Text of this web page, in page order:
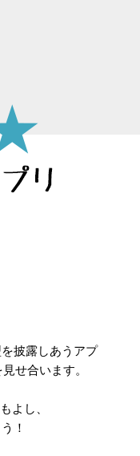
披露しあうアプ
せ合います。
よし、
！